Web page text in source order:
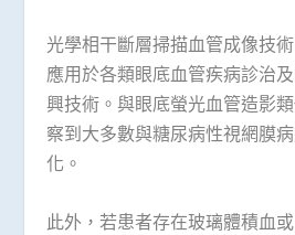
光學相干斷層掃描血管成像技
應用於各類眼底血管疾病診治
興技術。與眼底螢光血管造影
察到大多數與糖尿病性視網膜
化。
此外，若患者存在玻璃體積血